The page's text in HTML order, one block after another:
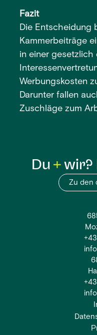
Fazit
Die Entscheidung
Kammerbeiträge
in einer gesetzlich
Werbungskosten
Darunter fallen
Zuschläge zum
Du wir?
Zu den